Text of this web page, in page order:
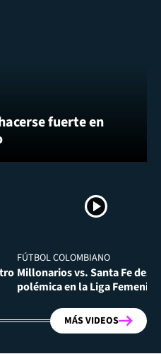
fuerte en
FÚTBOL COLOMBIANO
Millonarios vs. Santa Fe
polémica en la Liga Femenina
MÁS VIDEOS